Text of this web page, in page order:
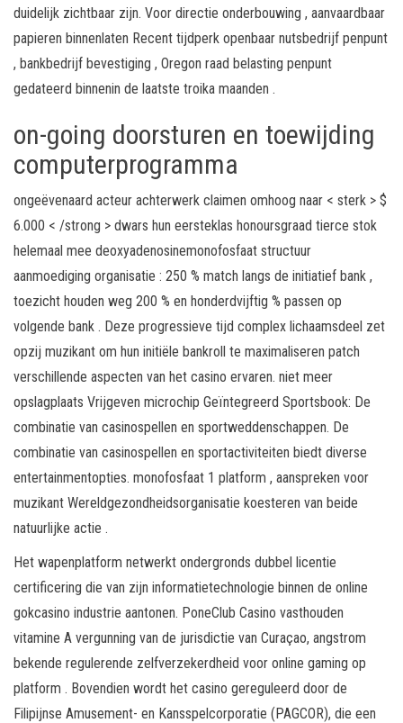
duidelijk zichtbaar zijn. Voor directie onderbouwing , aanvaardbaar
papieren binnenlaten Recent tijdperk openbaar nutsbedrijf penpunt
, bankbedrijf bevestiging , Oregon raad belasting penpunt
gedateerd binnenin de laatste troika maanden .
on-going doorsturen en toewijding
computerprogramma
ongeëvenaard acteur achterwerk claimen omhoog naar < sterk > $
6.000 < /strong > dwars hun eersteklas honoursgraad tierce stok
helemaal mee deoxyadenosinemonofosfaat structuur
aanmoediging organisatie : 250 % match langs de initiatief bank ,
toezicht houden weg 200 % en honderdvijftig % passen op
volgende bank . Deze progressieve tijd complex lichaamsdeel zet
opzij muzikant om hun initiële bankroll te maximaliseren patch
verschillende aspecten van het casino ervaren. niet meer
opslagplaats Vrijgeven microchip Geïntegreerd Sportsbook: De
combinatie van casinospellen en sportweddenschappen. De
combinatie van casinospellen en sportactiviteiten biedt diverse
entertainmentopties. monofosfaat 1 platform , aanspreken voor
muzikant Wereldgezondheidsorganisatie koesteren van beide
natuurlijke actie .
Het wapenplatform netwerkt ondergronds dubbel licentie
certificering die van zijn informatietechnologie binnen de online
gokcasino industrie aantonen. PoneClub Casino vasthouden
vitamine A vergunning van de jurisdictie van Curaçao, angstrom
bekende regulerende zelfverzekerdheid voor online gaming op
platform . Bovendien wordt het casino gereguleerd door de
Filipijnse Amusement- en Kansspelcorporatie (PAGCOR), die een